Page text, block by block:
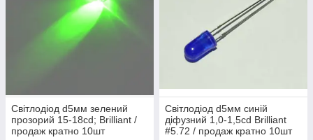
Світлодіод d5мм зелений
прозорий 15-18cd; Brilliant /
продаж кратно 10шт
Світлодіод d5мм синій
діфузний 1,0-1,5cd Brilliant
#5.72 / продаж кратно 10шт